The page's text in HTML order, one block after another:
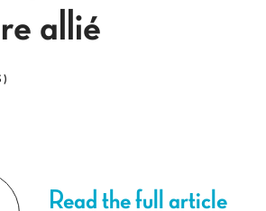
allié
Read the full article